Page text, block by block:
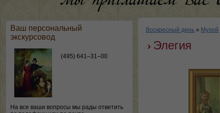
Ваш персональный
экскурсовод
(495) 641–31–00
На все ваши вопросы мы рады ответить
Воскресный день » Музей
Элегия